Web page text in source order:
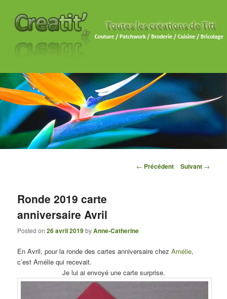
Navigation des articles
← Précédent Suivant →
Ronde 2019 carte
anniversaire Avril
Posted on26 avril 2019byAnne-Catherine
En Avril, pour la ronde des cartes anniversaire chezAmélie,
c’est Amélie qui recevait.
Je lui ai envoyé une carte surprise.